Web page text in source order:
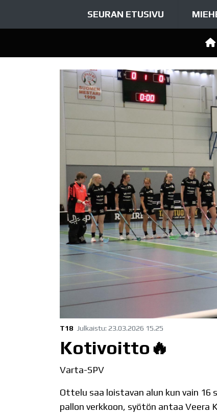
SEURAN ETUSIVU
T18 Julkaistu: 23.03.2026 15.25
Kotivoitto🔥
Varta-SPV
Ottelu saa loistavan alun kun vain
pallon verkkoon, syötön antaa Veera